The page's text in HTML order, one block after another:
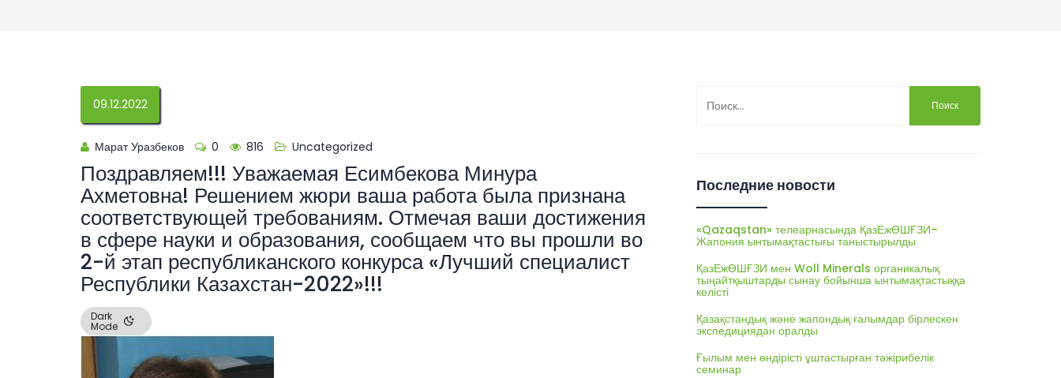
09.12.2022
Марат Уразбеков 0 816 Uncategorized
Поздравляем!!! Уважаемая Есимбекова Минура
Ахметовна! Решением жюри ваша работа была признана
соответствующей требованиям. Отмечая ваши достижения
в сфере науки и образования, сообщаем что вы прошли во
2-й этап республиканского конкурса «Лучший специалист
Республики Казахстан-2022»!!!
Dark
Mode
Последние новости
«Qazaqstan» телеарнасында ҚазЕжӨШҒЗИ–
Жапония ынтымақтастығы таныстырылды
ҚазЕжӨШҒЗИ мен Woll Minerals органикалық
тыңайтқыштарды сынау бойынша ынтымақтастыққа
келісті
Қазақстандық және жапондық ғалымдар бірлескен
экспедициядан оралды
Ғылым мен өндірісті ұштастырған тәжірибелік
семинар